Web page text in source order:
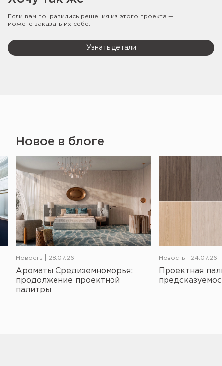
Если вам понравились решения из этого проекта —
можете заказать их себе.
Узнать детали
Новое в блоге
Новость 28.07.26
Ароматы Средиземноморья:
продолжение проектной
палитры
Новость 24.07.26
Проектная